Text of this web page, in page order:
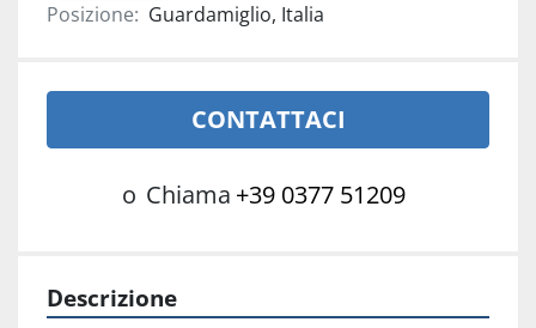
Posizione: Guardamiglio, Italia
CONTATTACI
o Chiama +39 0377 51209
Descrizione